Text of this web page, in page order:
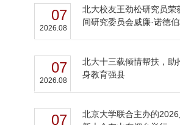
07
2026.08
北大校友王劲松研究员荣
间研究委员会威廉·诺德
07
2026.08
北大十三载倾情帮扶，助
身教育强县
07
北京大学联合主办的2026